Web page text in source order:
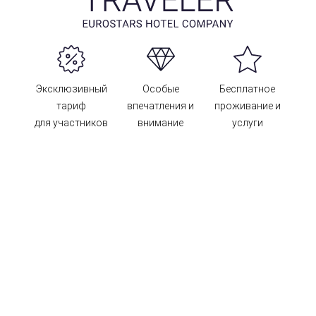
Эксклюзивный
тариф
для участников
Особые
впечатления и
внимание
Бесплатное
проживание и
услуги